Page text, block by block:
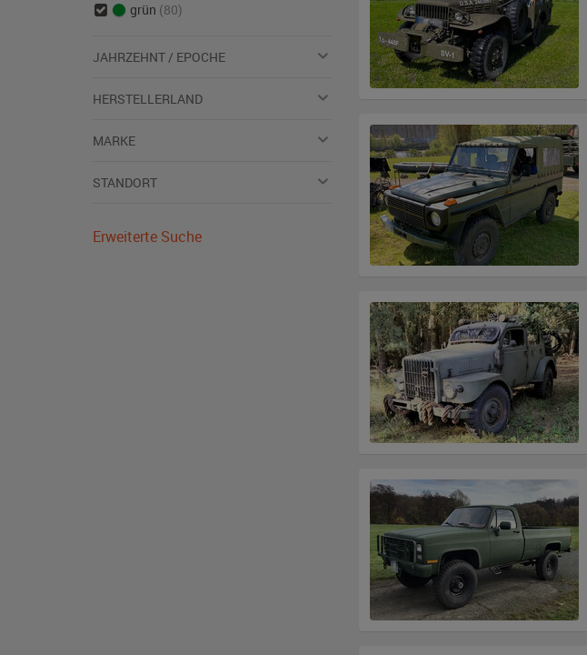
grün (80)
JAHRZEHNT / EPOCHE
HERSTELLERLAND
MARKE
STANDORT
Erweiterte Suche